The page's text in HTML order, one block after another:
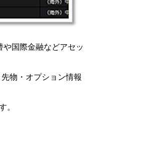
国際金融などアセッ
物・オプション情報
。